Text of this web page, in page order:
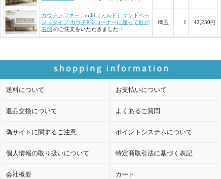
送料について お支払いについて
返品交換について よくあるご質問
偽サイトに関するご注意 ポイントシステムについて
個人情報の取り扱いについて 特定商取引法に基づく表記
会社概要 カート